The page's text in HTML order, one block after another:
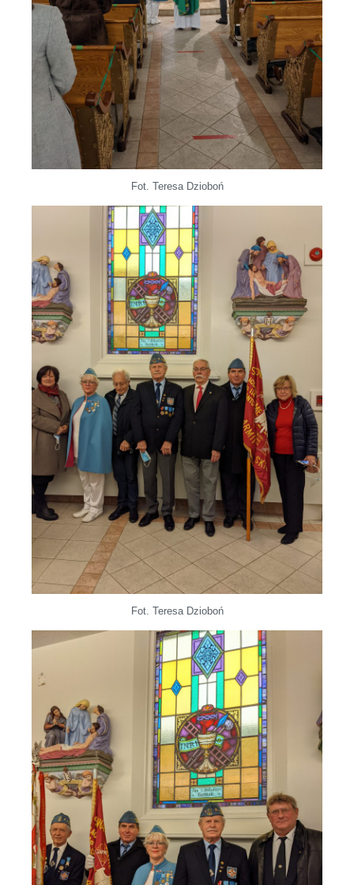
Fot. Teresa Dzioboń
Fot. Teresa Dzioboń